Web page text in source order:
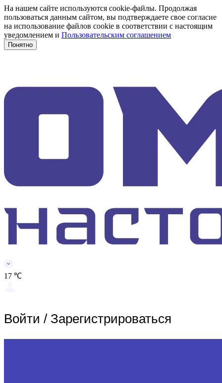
На нашем сайте используются cookie-файлы. Продолжая
пользоваться данным сайтом, вы подтверждаете свое согласие
на использование файлов cookie в соответствии с настоящим
уведомлением и Пользовательским соглашением
Понятно
17 ℃
Войти / Зарегистрироваться